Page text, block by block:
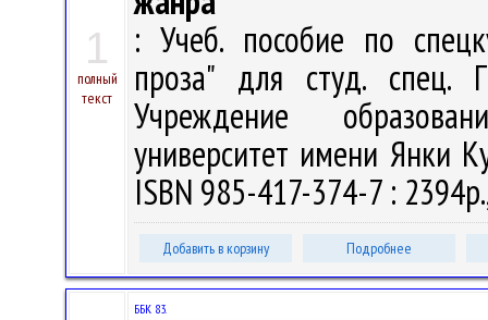
1
полный
текст
: Учеб. пособие по
проза" для студ. спец.
Учреждение
университет имени Янки
ISBN 985-417-374-7 :
Добавить в корзину Подробнее
ББК 83.